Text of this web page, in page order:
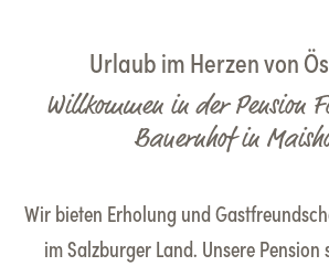
Urlaub im Herzen von
Willkommen in der Pension
Bauernhof in
Wir bieten Erholung und
im Salzburger Land. Unsere